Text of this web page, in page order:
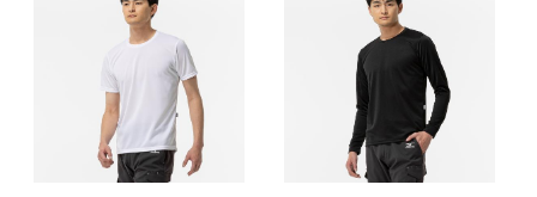
サポート
直営店一覧